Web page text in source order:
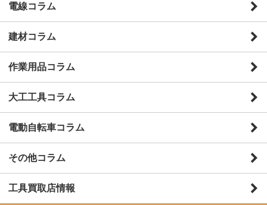
電線コラム
建材コラム
作業用品コラム
大工工具コラム
電動自転車コラム
その他コラム
工具買取店情報